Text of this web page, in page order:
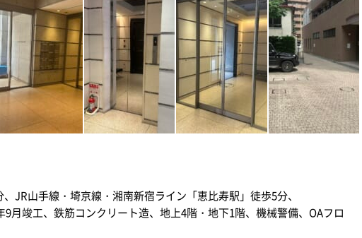
JR山手線・埼京線・湘南新宿ライン「恵比寿駅」徒歩5分、
月竣工、鉄筋コンクリート造、地上4階・地下1階、機械警備、OAフロ